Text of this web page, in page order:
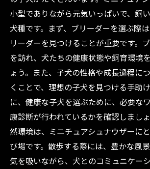
小型でありながら元気いっぱいで、飼
犬種です。まず、ブリーダーを選ぶ際
リーダーを見つけることが重要です。
を訪れ、犬たちの健康状態や飼育環境
ょう。また、子犬の性格や成長過程に
くことで、理想の子犬を見つける手助
に、健康な子犬を選ぶために、必要な
康診断が行われているかを確認しまし
然環境は、ミニチュアシュナウザーに
び場です。散歩する際には、豊かな風
気を吸いながら、犬とのコミュニケー